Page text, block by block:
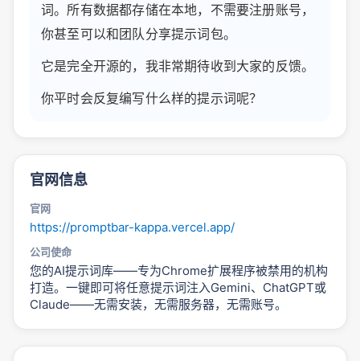
词。所有数据都存储在本地，不需要注册账号，
你甚至可以和团队分享提示词包。
它是完全开源的，我非常期待收到大家的反馈。
你平时会反复编写什么样的提示词呢？
官网信息
官网
https://promptbar-kappa.vercel.app/
公司使命
您的AI提示词库——专为Chrome扩展程序被禁用的机构
打造。一键即可将任意提示词注入Gemini、ChatGPT或
Claude——无需安装，无需服务器，无需账号。